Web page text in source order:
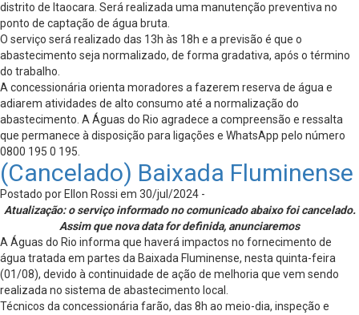
distrito de Itaocara. Será realizada uma manutenção preventiva no
ponto de captação de água bruta.
O serviço será realizado das 13h às 18h e a previsão é que o
abastecimento seja normalizado, de forma gradativa, após o término
do trabalho.
A concessionária orienta moradores a fazerem reserva de água e
adiarem atividades de alto consumo até a normalização do
abastecimento. A Águas do Rio agradece a compreensão e ressalta
que permanece à disposição para ligações e WhatsApp pelo número
0800 195 0 195.
(Cancelado) Baixada Fluminense
Postado por Ellon Rossi em 30/jul/2024 -
Atualização: o serviço informado no comunicado abaixo foi cancelado.
Assim que nova data for definida, anunciaremos
A Águas do Rio informa que haverá impactos no fornecimento de
água tratada em partes da Baixada Fluminense, nesta quinta-feira
(01/08), devido à continuidade de ação de melhoria que vem sendo
realizada no sistema de abastecimento local.
Técnicos da concessionária farão, das 8h ao meio-dia, inspeção e